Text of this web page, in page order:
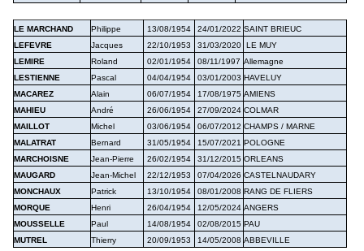
LE MARCHAND Philippe 13/08/1954 24/01/2022 SAINT BRIEUC
LEFEVRE
Jacques 22/10/1953 31/03/2020 LE MUY
LEMIRE
Roland 02/01/1954 08/11/1997 Allemagne
LESTIENNE
Pascal 04/04/1954 03/01/2003 HAVELUY
MACAREZ
Alain 06/07/1954 17/08/1975 AMIENS
MAHIEU
André 26/06/1954 27/09/2024 COLMAR
MAILLOT
Michel 03/06/1954 06/07/2012 CHAMPS / MARNE
MALATRAT
Bernard 31/05/1954 15/07/2021 POLOGNE
MARCHOISNE
Jean-Pierre 26/02/1954 31/12/2015 ORLEANS
MAUGARD
Jean-Michel 22/12/1953 07/04/2026 CASTELNAUDARY
MONCHAUX
Patrick 13/10/1954 08/01/2008 RANG DE FLIERS
MORQUE
Henri 26/04/1954 12/05/2024 ANGERS
MOUSSELLE
Paul 14/08/1954 02/08/2015 PAU
MUTREL
Thierry 20/09/1953 14/05/2008 ABBEVILLE